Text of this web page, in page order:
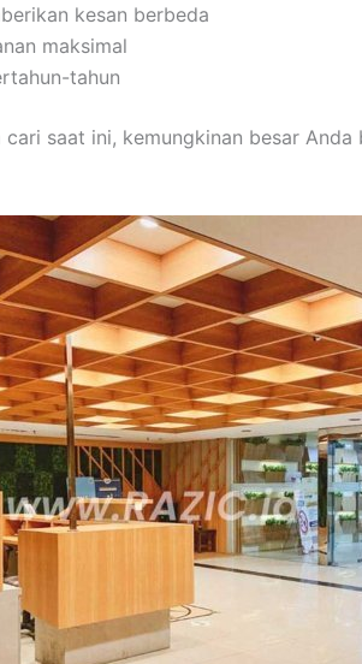
kesan berbeda
maksimal
tahun
saat ini, kemungkinan besar